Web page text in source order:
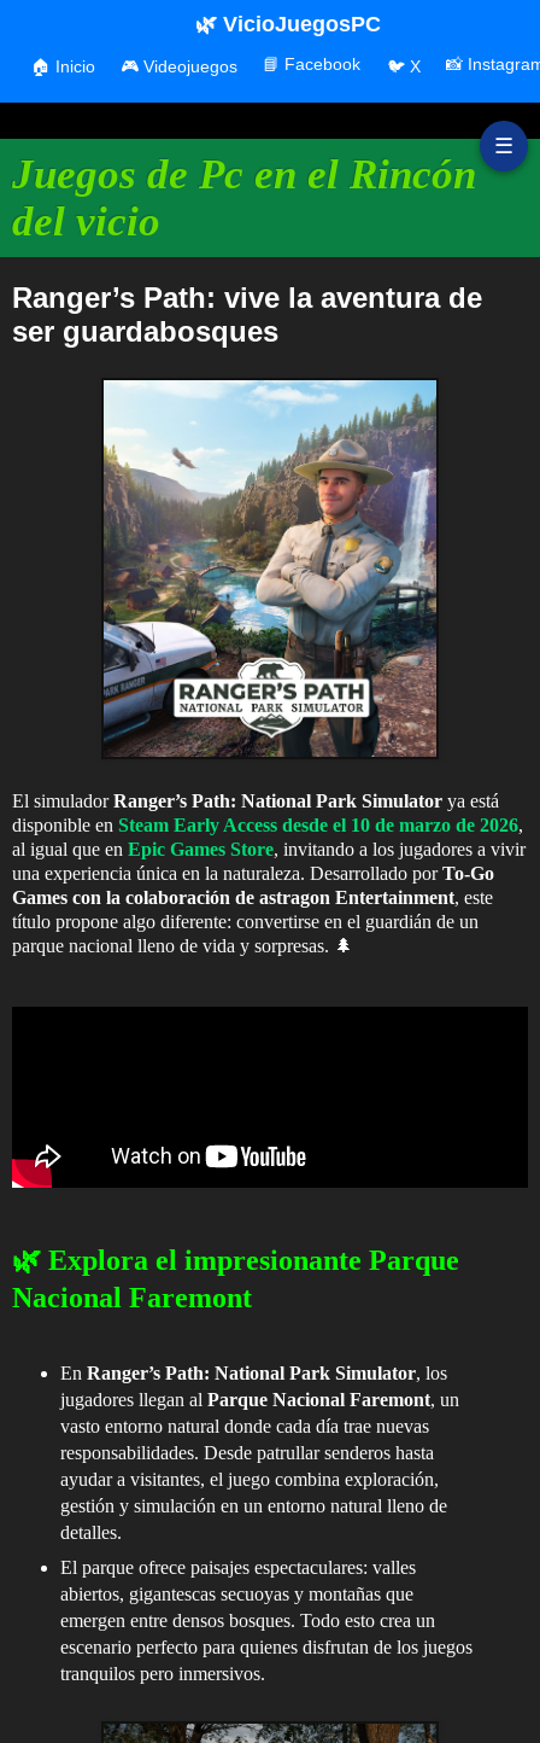
☰
Juegos de Pc en el Rincón
del vicio
🌿 VicioJuegosPC
🏠 Inicio 🎮 Videojuegos 📘 Facebook 🐦 X 📸
Ranger’s Path: vive la aventura de
ser guardabosques
El simuladorRanger’s Path: National Park Simulator ya está
disponible en Steam Early Access desde el 10 de marzo de 2026,
al igual que en Epic Games Store, invitando a los jugadores a vivir
una experiencia única en la naturaleza. Desarrollado porTo-Go
Games con la colaboración de astragon Entertainment, este
título propone algo diferente: convertirse en el guardián de un
parque nacional lleno de vida y sorpresas. 🌲
🌿 Explora el impresionante Parque
Nacional Faremont
En Ranger’s Path: National Park Simulator, los
jugadores llegan al Parque Nacional Faremont, un
vasto entorno natural donde cada día trae nuevas
responsabilidades. Desde patrullar senderos hasta
ayudar a visitantes, el juego combina exploración,
gestión y simulación en un entorno natural lleno de
detalles.
El parque ofrece paisajes espectaculares: valles
abiertos, gigantescas secuoyas y montañas que
emergen entre densos bosques. Todo esto crea un
escenario perfecto para quienes disfrutan de los juegos
tranquilos pero inmersivos.